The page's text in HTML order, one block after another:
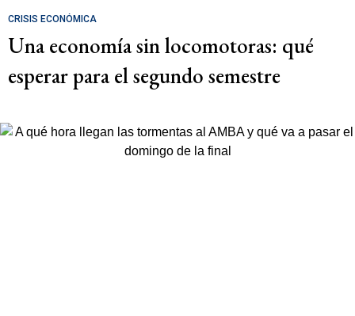
CRISIS ECONÓMICA
Una economía sin locomotoras: qué
esperar para el segundo semestre